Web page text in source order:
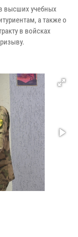
высших учебных
а также о
в войсках